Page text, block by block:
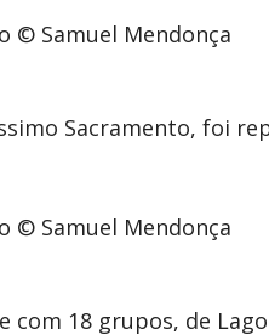
Sacramento, foi
18 grupos, de